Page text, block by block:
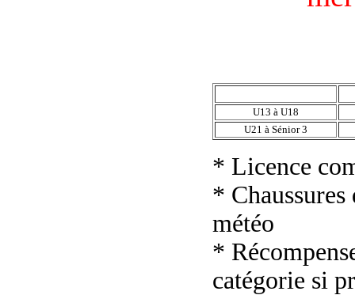
U13 à U18
U21 à Sénior 3
* Licence
*
météo
*
catégorie si